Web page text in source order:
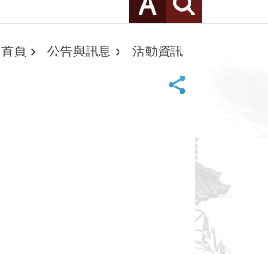
首頁 公告與訊息 活動資訊